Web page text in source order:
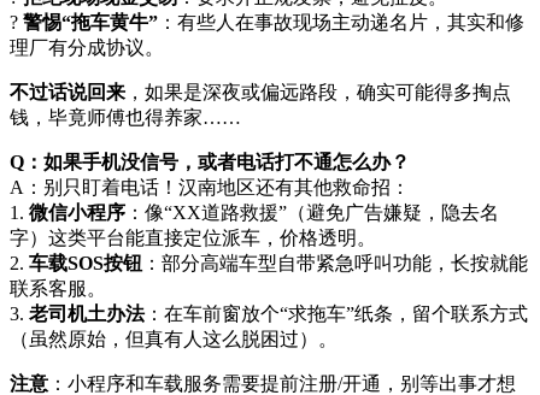
? 警惕“拖车黄牛” ：有些人在事故现场主动递名片，其实和修
理厂有分成协议。
不过话说回来 ，如果是深夜或偏远路段，确实可能得多掏点
钱，毕竟师傅也得养家……
Q：如果手机没信号，或者电话打不通怎么办？
A：别只盯着电话！汉南地区还有其他救命招：
1. 微信小程序 ：像“XX道路救援”（避免广告嫌疑，隐去名
字）这类平台能直接定位派车，价格透明。
2. 车载SOS按钮 ：部分高端车型自带紧急呼叫功能，长按就能
联系客服。
3. 老司机土办法：在车前窗放个“求拖车”纸条，留个联系方式
（虽然原始，但真有人这么脱困过）。
注意 ：小程序和车载服务需要提前注册/开通，别等出事才想